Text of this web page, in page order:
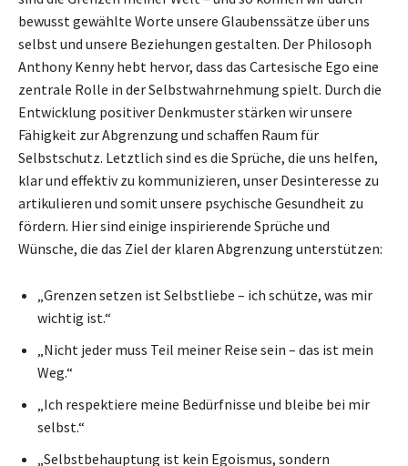
bewusst gewählte Worte unsere Glaubenssätze über uns
selbst und unsere Beziehungen gestalten. Der Philosoph
Anthony Kenny hebt hervor, dass das Cartesische Ego eine
zentrale Rolle in der Selbstwahrnehmung spielt. Durch die
Entwicklung positiver Denkmuster stärken wir unsere
Fähigkeit zur Abgrenzung und schaffen Raum für
Selbstschutz. Letztlich sind es die Sprüche, die uns helfen,
klar und effektiv zu kommunizieren, unser Desinteresse zu
artikulieren und somit unsere psychische Gesundheit zu
fördern. Hier sind einige inspirierende Sprüche und
Wünsche, die das Ziel der klaren Abgrenzung unterstützen:
„Grenzen setzen ist Selbstliebe – ich schütze, was mir
wichtig ist.“
„Nicht jeder muss Teil meiner Reise sein – das ist mein
Weg.“
„Ich respektiere meine Bedürfnisse und bleibe bei mir
selbst.“
„Selbstbehauptung ist kein Egoismus, sondern